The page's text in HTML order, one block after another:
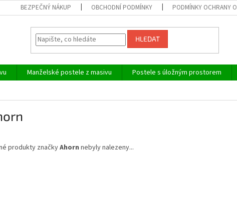
BEZPEČNÝ NÁKUP OBCHODNÍ PODMÍNKY PODMÍNKY OCHRANY
HLEDAT
Manželské postele z masivu Postele s úložným prostorem
produkty značkyAhorn nebyly nalezeny...